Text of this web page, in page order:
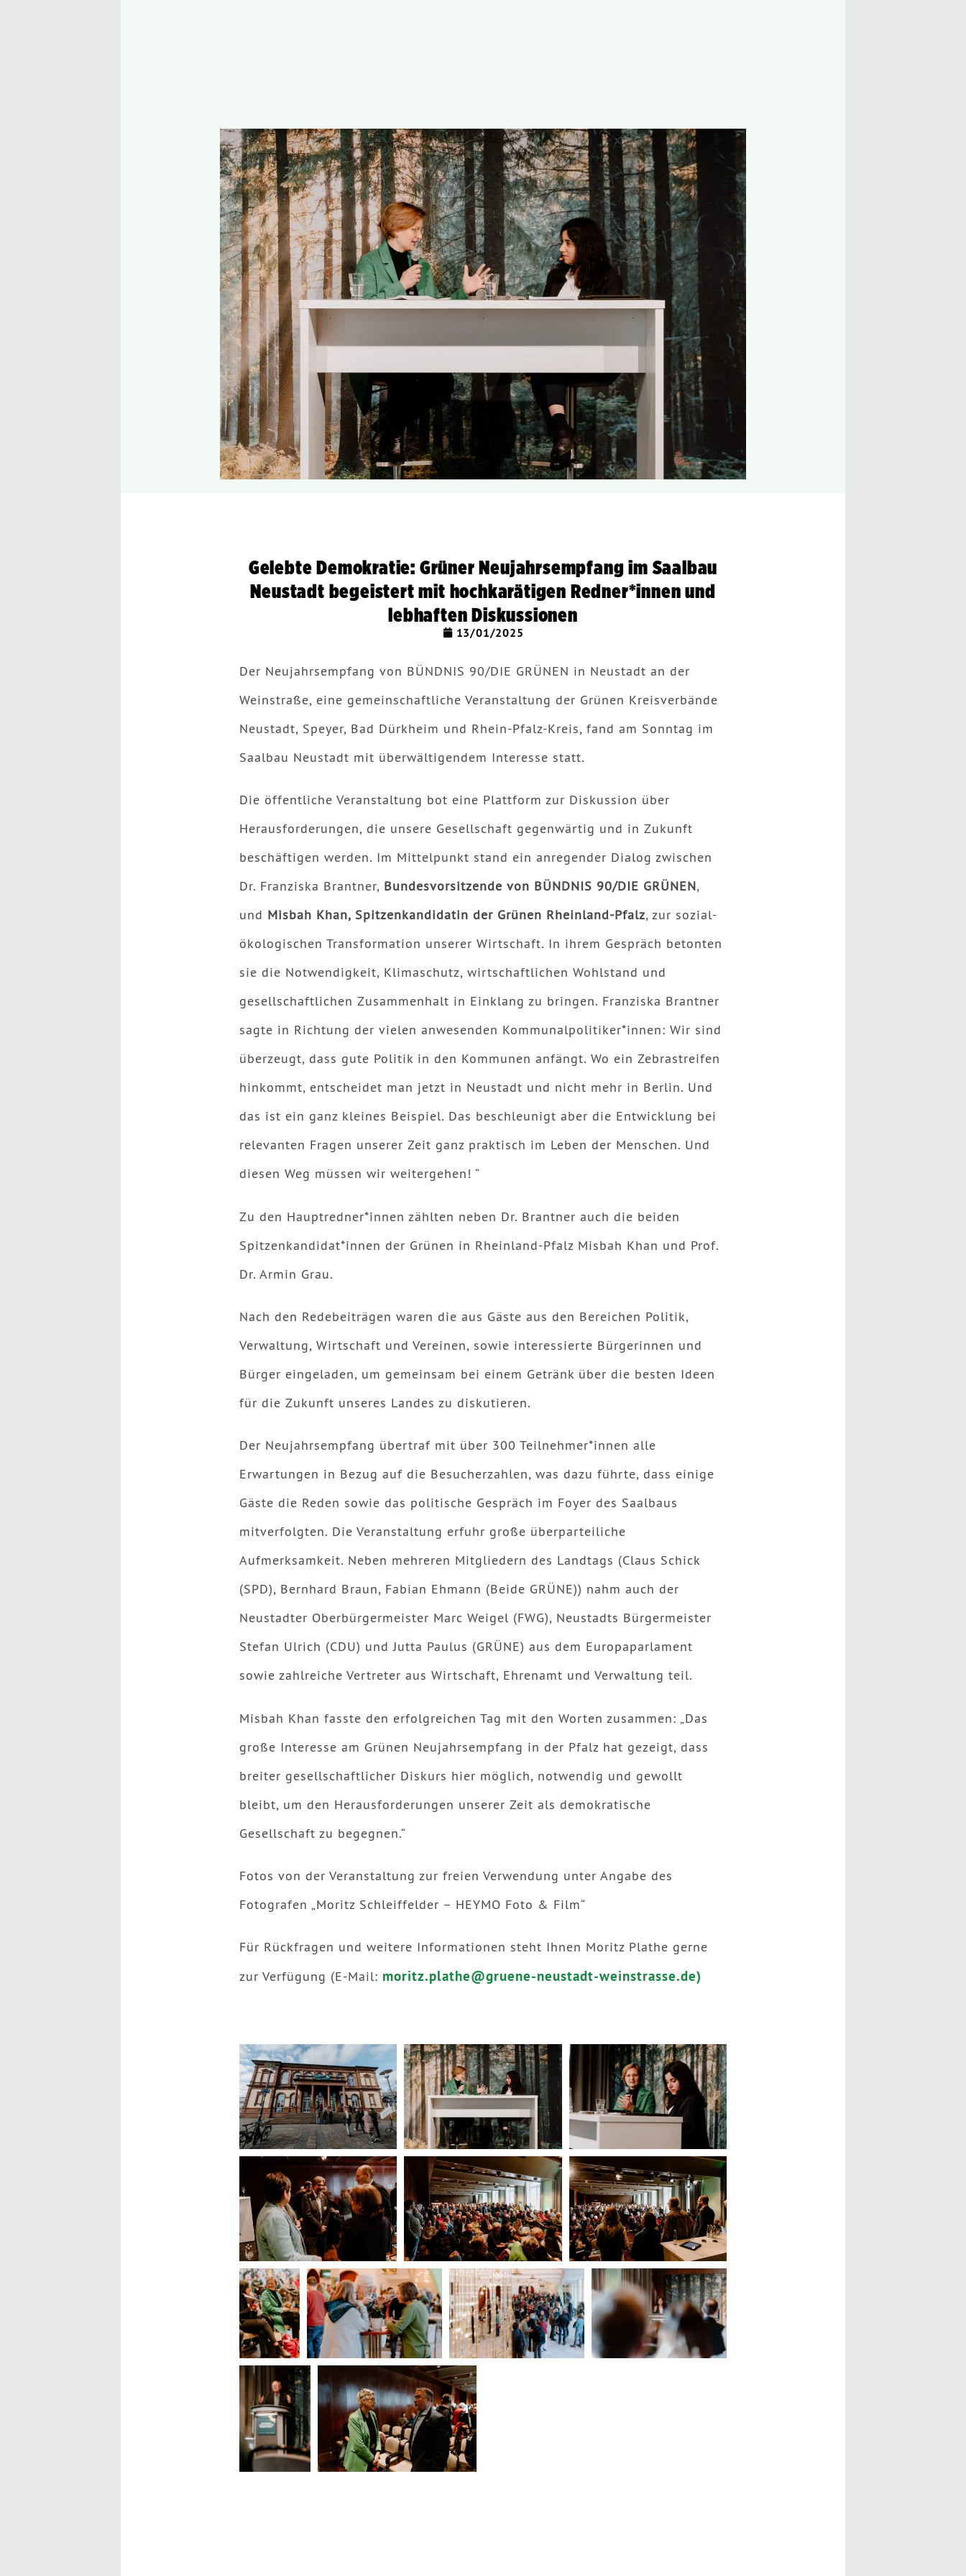
Gelebte Demokratie: Grüner Neujahrsempfang im Saalbau
Neustadt begeistert mit hochkarätigen Redner*innen und
lebhaften Diskussionen
13/01/2025
Der Neujahrsempfang von BÜNDNIS 90/DIE GRÜNEN in Neustadt an der
Weinstraße, eine gemeinschaftliche Veranstaltung der Grünen Kreisverbände
Neustadt, Speyer, Bad Dürkheim und Rhein-Pfalz-Kreis, fand am Sonntag im
Saalbau Neustadt mit überwältigendem Interesse statt.
Die öffentliche Veranstaltung bot eine Plattform zur Diskussion über
Herausforderungen, die unsere Gesellschaft gegenwärtig und in Zukunft
beschäftigen werden. Im Mittelpunkt stand ein anregender Dialog zwischen
Dr. Franziska Brantner, Bundesvorsitzende von BÜNDNIS 90/DIE GRÜNEN,
und Misbah Khan, Spitzenkandidatin der Grünen Rheinland-Pfalz, zur sozial-
ökologischen Transformation unserer Wirtschaft. In ihrem Gespräch betonten
sie die Notwendigkeit, Klimaschutz, wirtschaftlichen Wohlstand und
gesellschaftlichen Zusammenhalt in Einklang zu bringen. Franziska Brantner
sagte in Richtung der vielen anwesenden Kommunalpolitiker*innen: Wir sind
überzeugt, dass gute Politik in den Kommunen anfängt. Wo ein Zebrastreifen
hinkommt, entscheidet man jetzt in Neustadt und nicht mehr in Berlin. Und
das ist ein ganz kleines Beispiel. Das beschleunigt aber die Entwicklung bei
relevanten Fragen unserer Zeit ganz praktisch im Leben der Menschen. Und
diesen Weg müssen wir weitergehen! “
Zu den Hauptredner*innen zählten neben Dr. Brantner auch die beiden
Spitzenkandidat*innen der Grünen in Rheinland-Pfalz Misbah Khan und Prof.
Dr. Armin Grau.
Nach den Redebeiträgen waren die aus Gäste aus den Bereichen Politik,
Verwaltung, Wirtschaft und Vereinen, sowie interessierte Bürgerinnen und
Bürger eingeladen, um gemeinsam bei einem Getränk über die besten Ideen
für die Zukunft unseres Landes zu diskutieren.
Der Neujahrsempfang übertraf mit über 300 Teilnehmer*innen alle
Erwartungen in Bezug auf die Besucherzahlen, was dazu führte, dass einige
Gäste die Reden sowie das politische Gespräch im Foyer des Saalbaus
mitverfolgten. Die Veranstaltung erfuhr große überparteiliche
Aufmerksamkeit. Neben mehreren Mitgliedern des Landtags (Claus Schick
(SPD), Bernhard Braun, Fabian Ehmann (Beide GRÜNE)) nahm auch der
Neustadter Oberbürgermeister Marc Weigel (FWG), Neustadts Bürgermeister
Stefan Ulrich (CDU) und Jutta Paulus (GRÜNE) aus dem Europaparlament
sowie zahlreiche Vertreter aus Wirtschaft, Ehrenamt und Verwaltung teil.
Misbah Khan fasste den erfolgreichen Tag mit den Worten zusammen: „Das
große Interesse am Grünen Neujahrsempfang in der Pfalz hat gezeigt, dass
breiter gesellschaftlicher Diskurs hier möglich, notwendig und gewollt
bleibt, um den Herausforderungen unserer Zeit als demokratische
Gesellschaft zu begegnen.“
Fotos von der Veranstaltung zur freien Verwendung unter Angabe des
Fotografen „Moritz Schleiffelder – HEYMO Foto & Film“
Für Rückfragen und weitere Informationen steht Ihnen Moritz Plathe gerne
zur Verfügung (E-Mail: moritz.plathe@gruene-neustadt-weinstrasse.de)